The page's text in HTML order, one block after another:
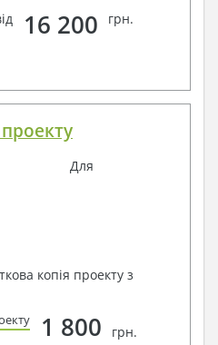
16 200 грн.
Для
копія проекту з
1 800 грн.